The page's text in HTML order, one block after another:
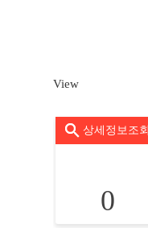
View
상세정보조회
0